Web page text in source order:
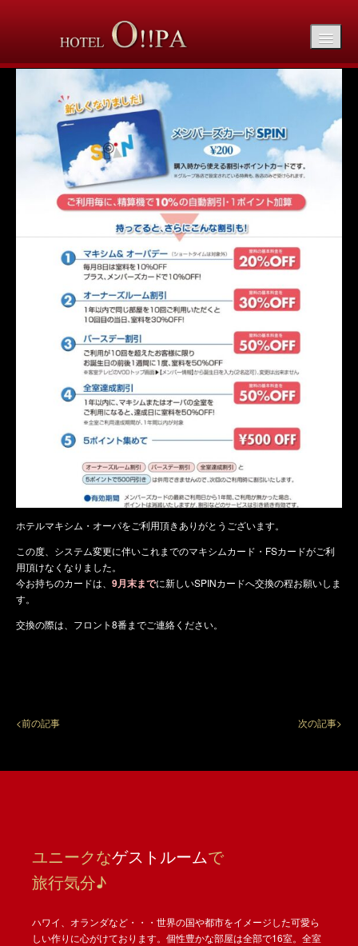
メンバーズカードリニューアルのお知らせ
ホテルマキシム・オーパをご利用頂きありがとうございます。
この度、システム変更に伴いこれまでのマキシムカード・FSカードがご利
用頂けなくなりました。
今お持ちのカードは、 9月末までに新しいSPINカードへ交換の程お願いしま
す。
交換の際は、フロント8番までご連絡ください。
次の記事>
<前の記事
ユニークなゲストルームで
旅行気分♪
ハワイ、オランダなど・・・世界の国や都市をイメージした可愛ら
しい作りに心がけております。個性豊かな部屋は全部で16室。全室